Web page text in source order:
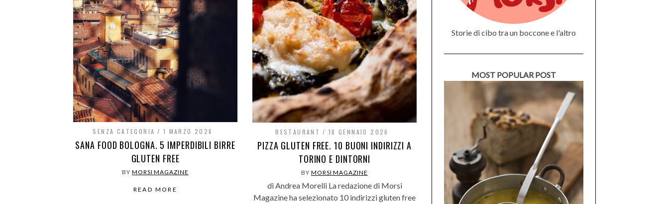
SENZA CATEGORIA 1 MARZO 2026
SANA FOOD BOLOGNA. 5 IMPERDIBILI BIRRE
GLUTEN FREE
BYMORSI MAGAZINE
READ MORE
RESTAURANT 18 GENNAIO 2026
PIZZA GLUTEN FREE. 10 BUONI INDIRIZZI A
TORINO E DINTORNI
BYMORSI MAGAZINE
di Andrea Morelli La redazione di Morsi
Magazine ha selezionato 10 indirizzi gluten free
Storie di cibo tra un boccone e l'altro
MOST POPULAR POST